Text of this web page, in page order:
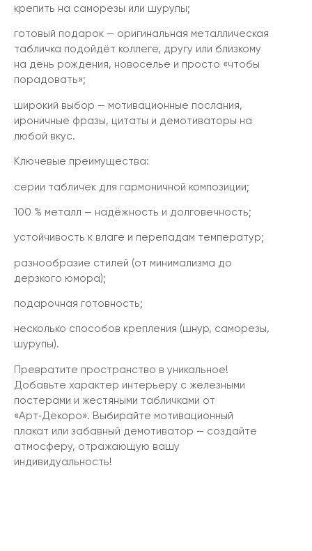
крепить на саморезы или шурупы;
готовый подарок — оригинальная металлическая
табличка подойдёт коллеге, другу или близкому
на день рождения, новоселье и просто «чтобы
порадовать»;
широкий выбор — мотивационные послания,
ироничные фразы, цитаты и демотиваторы на
любой вкус.
Ключевые преимущества:
серии табличек для гармоничной композиции;
100 % металл — надёжность и долговечность;
устойчивость к влаге и перепадам температур;
разнообразие стилей (от минимализма до
дерзкого юмора);
подарочная готовность;
несколько способов крепления (шнур, саморезы,
шурупы).
Превратите пространство в уникальное!
Добавьте характер интерьеру с железными
постерами и жестяными табличками от
«Арт‑Декоро». Выбирайте мотивационный
плакат или забавный демотиватор — создайте
атмосферу, отражающую вашу
индивидуальность!